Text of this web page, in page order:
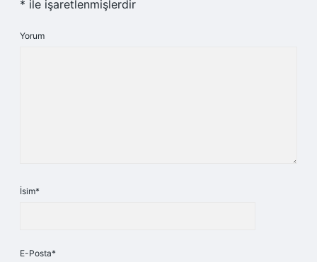
* ile işaretlenmişlerdir
Yorum
İsim*
E-Posta*